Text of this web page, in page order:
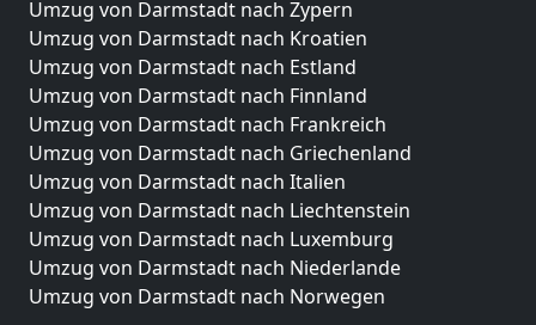
Umzug von Darmstadt nach Zypern
Umzug von Darmstadt nach Kroatien
Umzug von Darmstadt nach Estland
Umzug von Darmstadt nach Finnland
Umzug von Darmstadt nach Frankreich
Umzug von Darmstadt nach Griechenland
Umzug von Darmstadt nach Italien
Umzug von Darmstadt nach Liechtenstein
Umzug von Darmstadt nach Luxemburg
Umzug von Darmstadt nach Niederlande
Umzug von Darmstadt nach Norwegen